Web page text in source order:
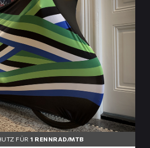
FÜR 1 RENNRAD/MTB